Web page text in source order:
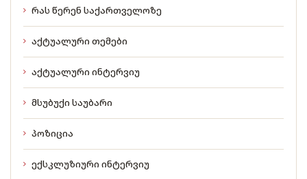
რას წერენ საქართველოზე
აქტუალური თემები
აქტუალური ინტერვიუ
მსუბუქი საუბარი
პოზიცია
ექსკლუზიური ინტერვიუ